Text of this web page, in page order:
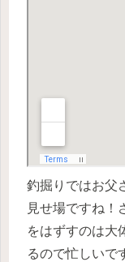
釣掘りではお父
見せ場ですね！
をはずすのは大
るので忙しいで